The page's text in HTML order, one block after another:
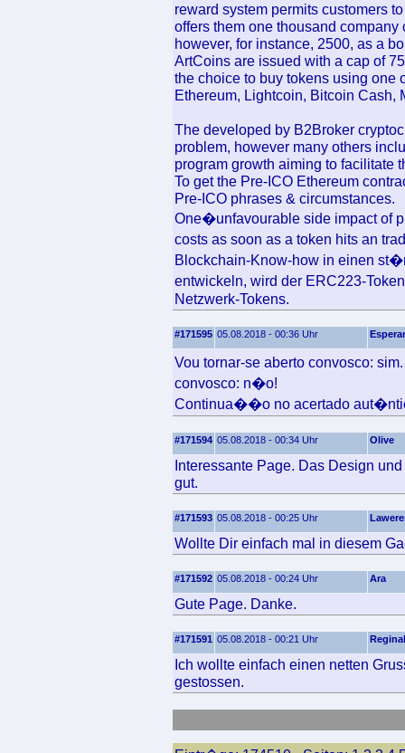
reward system permits customers
offers them one thousand
however, for instance, 2500, as a
ArtCoins are issued with a cap of
the choice to buy tokens using one
Ethereum, Lightcoin, Bitcoin Cash,
The developed by B2Broker
problem, however many others
program growth aiming to facilitate
To get the Pre-ICO Ethereum
Pre-ICO phrases & circumstances.
One�unfavourable side impact of
costs as soon as a token hits an
Blockchain-Know-how in einen
entwickeln, wird der ERC223-
Netzwerk-Tokens.
#171595 05.08.2018 - 00:36 Uhr
Vou tornar-se aberto convosco:
convosco: n�o!
Continua��o no acertado
#171594 05.08.2018 - 00:34 Uhr Olive
Interessante Page. Das Design
gut.
#171593 05.08.2018 - 00:25 Uhr
Wollte Dir einfach mal in diesem
#171592 05.08.2018 - 00:24 Uhr Ara
Gute Page. Danke.
#171591 05.08.2018 - 00:21 Uhr
Ich wollte einfach einen netten
gestossen.